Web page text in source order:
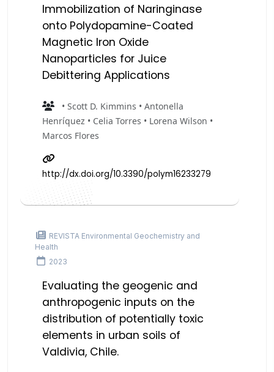
Immobilization of Naringinase
onto Polydopamine-Coated
Magnetic Iron Oxide
Nanoparticles for Juice
Debittering Applications
• Scott D. Kimmins • Antonella
Henríquez • Celia Torres • Lorena Wilson •
Marcos Flores
http://dx.doi.org/10.3390/polym16233279
REVISTA Environmental Geochemistry and
Health
2023
Evaluating the geogenic and
anthropogenic inputs on the
distribution of potentially toxic
elements in urban soils of
Valdivia, Chile.